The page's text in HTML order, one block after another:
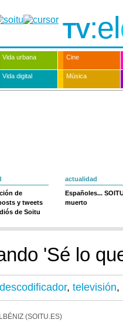
TV:el
Vida urbana Cine
Vida digital Música
de
y tweets
de Soitu
actualidad
Españoles...
muerto
'Sé lo
, televisión,
(SOITU.ES)